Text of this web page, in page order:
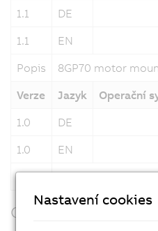
1.1
DE
1.1
EN
Popis
8GP70 motor
Verze
Jazyk Operační
1.0
DE
1.0
EN
Popis
8GP70 motor
Odpovídající produkty
Nastavení cookies